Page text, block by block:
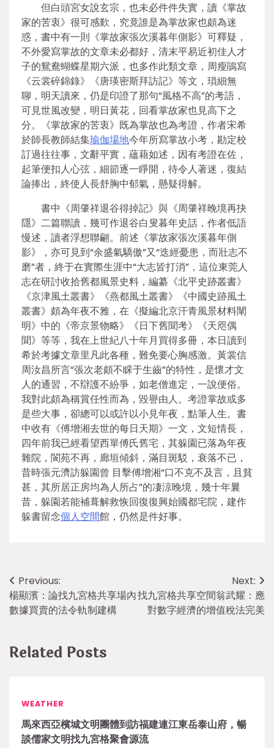
但白頭宮女說玄宗，也未必件件失實，讀《掌故
家的苦衷》很可感歎，究竟誰是為掌故家也頗為迷
惑，書中有一則《掌故家張次溪暮年側影》可釋疑，
不外愛寫掌故的文章未必都好，清末平易近初佳人才
子的鴛鴦蝴蝶星期六派，也多作此類文章，周瘦鵑寫
《云裳碎錦錄》《唐瑛密斯拜訪記》等文，瑣細無
聊，明天讀來，仍是印證了那句“風格不高”的考語，
可見世風改變，明日黃花，回看掌故家也見高下之
分。《掌故家的苦衷》既為掌故也為考證，作者宋希
於師長教師結集瑜伽場地今年所寫掌故小考，勘定校
訂過往往事，文辭平實，蘊藉如述，因有考證在佐，
起筆便扣人心弦，細節逐一睜開，待令人著迷，復結
論捧出，終使人長舒胸中郁氣，懸疑得解。
書中《周肇祥退谷得掉記》與《周肇祥晚境再抉
隱》二篇聯讀，幾可作退谷白叟暮年史話，作者低語
慢述，讀者浮想聯翩。前述《掌故家張次溪暮年側
影》，亦可見到“余盛氣驕傲”又“迭經憂患，而壯志不
磨”者，終于在實際生涯中“大志皆打消”，這位東莞人
志在研討收拾舊都風景史料，編纂《北平史跡叢書》
《京津風土叢書》《燕都風土叢書》《中國史跡風土
叢書》頗為年夜不雅，在《擬編北京汗青風景材料闡
明》中的《帝京景物略》《日下舊聞考》《天咫偶
聞》等等，我在上世紀八十年月買得多冊，本日讀到
希於考據文章里凡此各種，難免要心胸感激。黃裳信
周汝昌所言“張次老頗不睬于生齒”的特性，是懷才文
人的通習，不辯護不紛爭，如老僧進定，一說便俗。
我對此頗為稱賞任性而為，毀譽由人。考證掌故或多
是些大事，卻總可以或許以小見年夜，點筆人生。書
中收有《傅增湘去世的每日天期》一文，文短情長，
四年前我已經看望西單傅氏舊宅，其躲園已落為年夜
雜院，閬苑不再，廊垣傾斜，滿目斑駁，衰落不已，
昔時張元濟訪躲園曾 目擊傅增湘“口不克不及言，且貧
甚，其所居正房均為人所占”的凄涼晚境，幾十年曩
昔，躲園若能補葺解救恢回復復興始國都宅院，建作
躲書留念個人空間館，仍然是件好事。
Post
navigation
Previous:
楊顯濱：論找九宮格共享場內
數據買賣的法令軌制建構
Next:
找九宮格共享空間翁武耀：應
對數字經濟的增值稅法完美
Related Posts
WEATHER
馬來西亞檳城文明團體到訪福建連江東岳泰山府，暢
談儒家文明找九宮格聚會源流